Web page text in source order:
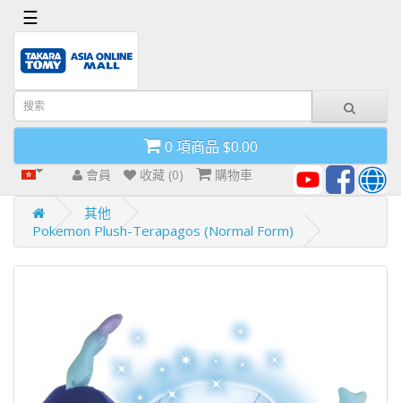
首
頁
導
欄
☰
0 項商品 $0.00
會員 收藏 (0) 購物車
其他
Pokemon Plush-Terapagos (Normal Form)